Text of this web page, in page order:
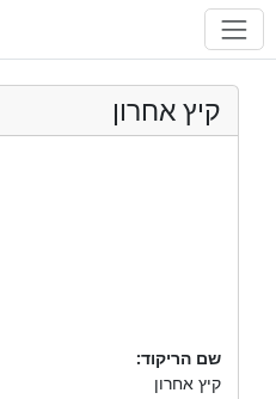
קיץ אחרון
שם הריקוד:
קיץ אחרון